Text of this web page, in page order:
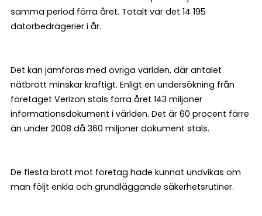
samma period förra året. Totalt var det 14 195
datorbedrägerier i år.
Det kan jämföras med övriga världen, där antalet
nätbrott minskar kraftigt. Enligt en undersökning från
företaget Verizon stals förra året 143 miljoner
informationsdokument i världen. Det är 60 procent färre
än under 2008 då 360 miljoner dokument stals.
De flesta brott mot företag hade kunnat undvikas om
man följt enkla och grundläggande säkerhetsrutiner.